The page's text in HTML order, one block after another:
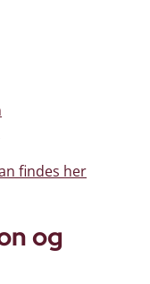
findes her
og